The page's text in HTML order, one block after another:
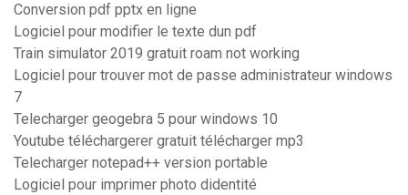
Conversion pdf pptx en ligne
Logiciel pour modifier le texte dun pdf
Train simulator 2019 gratuit roam not working
Logiciel pour trouver mot de passe administrateur windows
7
Telecharger geogebra 5 pour windows 10
Youtube téléchargerer gratuit télécharger mp3
Telecharger notepad++ version portable
Logiciel pour imprimer photo didentité